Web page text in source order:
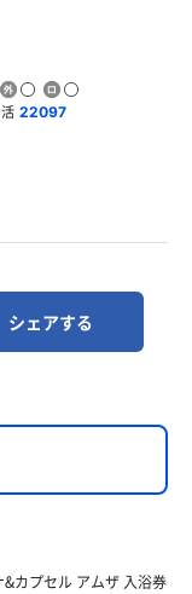
22097
シェアする
カプセル アムザ 入浴券